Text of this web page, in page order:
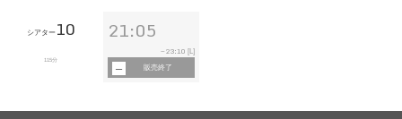
シアター10
115分
21:05
~ 23:10 [L]
販売終了